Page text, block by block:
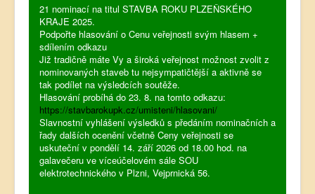
21 nominací na titul STAVBA ROKU PLZEŇSKÉHO
KRAJE 2025.
Podpořte hlasování o Cenu veřejnosti svým hlasem +
sdílením odkazu
Již tradičně máte Vy a široká veřejnost možnost zvolit z
nominovaných staveb tu nejsympatičtější a aktivně se
tak podílet na výsledcích soutěže.
Hlasování probíhá do 23. 8. na tomto odkazu:
https://stavbarokupk.cz/umisteni/hlasovani/
Slavnostní vyhlášení výsledků s předáním nominačních a
řady dalších ocenění včetně Ceny veřejnosti se
uskuteční v pondělí 14. září 2026 od 18.00 hod. na
galavečeru ve víceúčelovém sále SOU
elektrotechnického v Plzni, Vejprnická 56.